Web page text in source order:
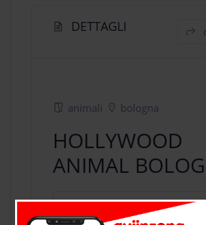
DETTAGLI
animali bologna
HOLLYWOOD
ANIMAL
a Bologna,